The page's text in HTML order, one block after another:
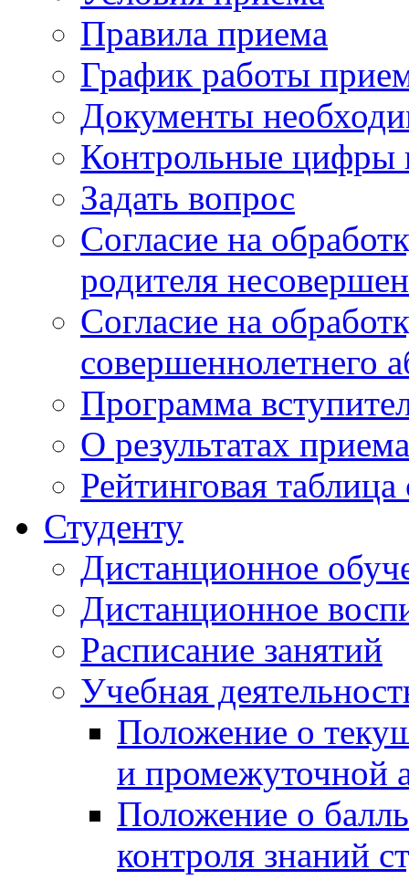
Правила приема
График работы
Документы
Контрольные цифры
Задать вопрос
Согласие на
родителя
Согласие на
совершеннолетнего
Программа
О результатах приема
Рейтинговая
Студенту
Дистанционное
Дистанционное
Расписание занятий
Учебная
Положение о
и промежуточной
Положение о
контроля знаний